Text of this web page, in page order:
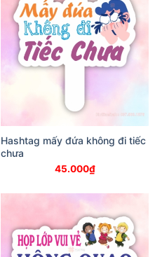
Hashtag mấy đứa không đi tiếc
chưa
45.000₫